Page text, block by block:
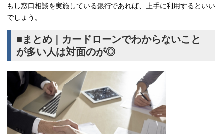
もし窓口相談を実施している銀行であれば、上手に利用するといい
でしょう。
■まとめ｜カードローンでわからないこと
が多い人は対面のが◎